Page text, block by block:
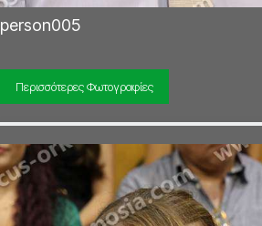
person005
Περισσότερες Φωτογραφίες